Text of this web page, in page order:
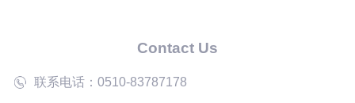
Contact Us
联系电话：0510-83787178